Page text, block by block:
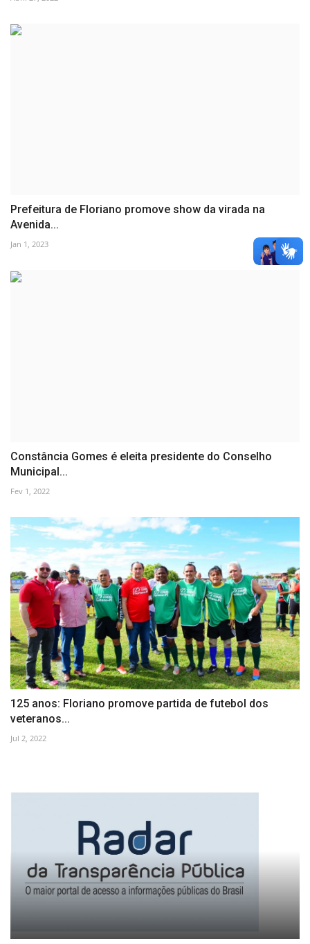
Prefeitura de Floriano promove show da virada na
Avenida...
Jan 1, 2023
Constância Gomes é eleita presidente do Conselho
Municipal...
Fev 1, 2022
125 anos: Floriano promove partida de futebol dos
veteranos...
Jul 2, 2022